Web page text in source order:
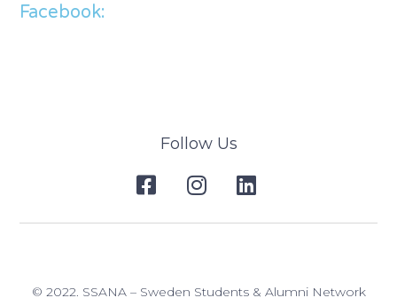
Facebook:
Follow Us
© 2022. SSANA – Sweden Students & Alumni Network